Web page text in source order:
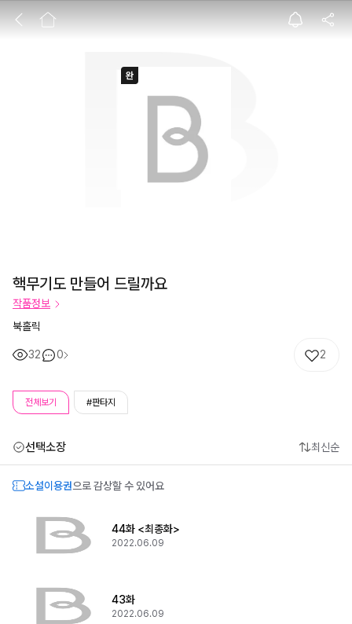
핵무기도 만들어
핵무기도 만들어 드릴까요
작품정보
북홀릭
32 0 2
전체보기 #판타지
선택소장 최신순
소설이용권으로 감상할 수 있어요
44화 <최종화>
2022.06.09
43화
2022.06.09